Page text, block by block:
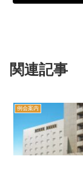
関連記事
例会案内